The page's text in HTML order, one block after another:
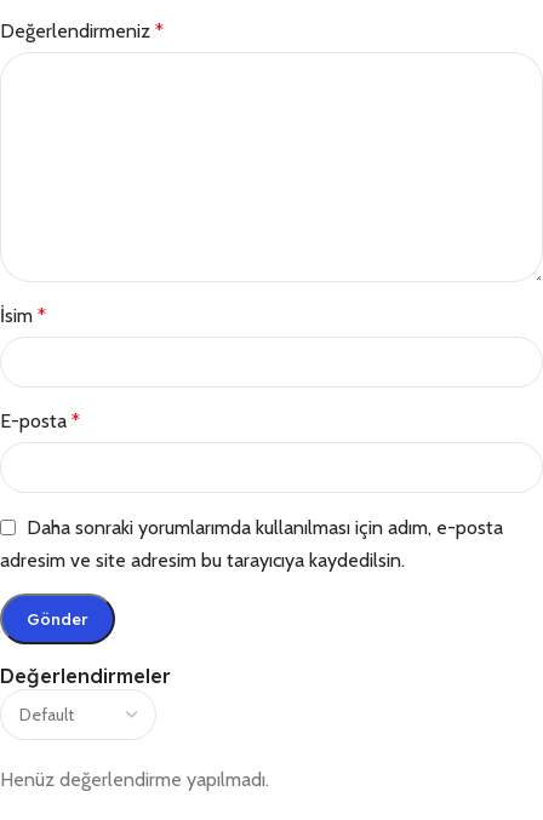
Değerlendirmeler
Henüz değerlendirme yapılmadı.
Değerlendirmeniz *
İsim *
E-posta *
Daha sonraki yorumlarımda kullanılması için adım, e-posta
adresim ve site adresim bu tarayıcıya kaydedilsin.